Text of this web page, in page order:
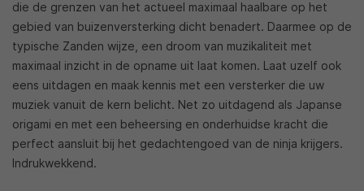
die de grenzen van het actueel maximaal haalbare op het
gebied van buizenversterking dicht benadert. Daarmee op de
typische Zanden wijze, een droom van muzikaliteit met
maximaal inzicht in de opname uit laat komen. Laat uzelf ook
eens uitdagen en maak kennis met een versterker die uw
muziek vanuit de kern belicht. Net zo uitdagend als Japanse
origami en met een beheersing en onderhuidse kracht die
perfect aansluit bij het gedachtengoed van de ninja krijgers.
Indrukwekkend.